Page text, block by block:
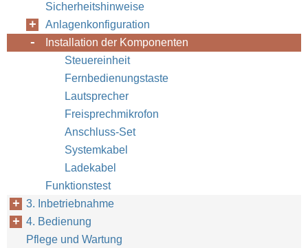
Sicherheitshinweise
Anlagenkonfiguration
Installation der Komponenten
Steuereinheit
Fernbedienungstaste
Lautsprecher
Freisprechmikrofon
Anschluss-Set
Systemkabel
Ladekabel
Funktionstest
3. Inbetriebnahme
4. Bedienung
Pflege und Wartung